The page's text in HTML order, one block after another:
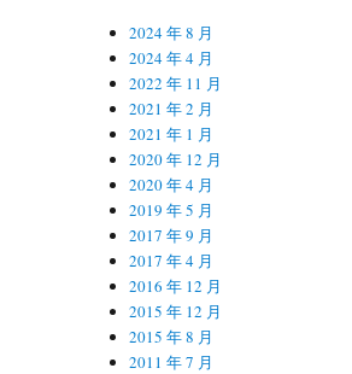
2024 年 8 月
2024 年 4 月
2022 年 11 月
2021 年 2 月
2021 年 1 月
2020 年 12 月
2020 年 4 月
2019 年 5 月
2017 年 9 月
2017 年 4 月
2016 年 12 月
2015 年 12 月
2015 年 8 月
2011 年 7 月